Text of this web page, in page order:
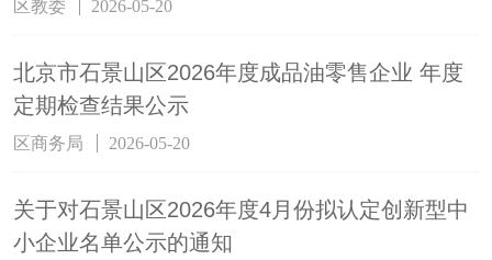
区教委 2026-05-20
北京市石景山区2026年度成品油零售企业 年度
定期检查结果公示
区商务局 2026-05-20
关于对石景山区2026年度4月份拟认定创新型中
小企业名单公示的通知